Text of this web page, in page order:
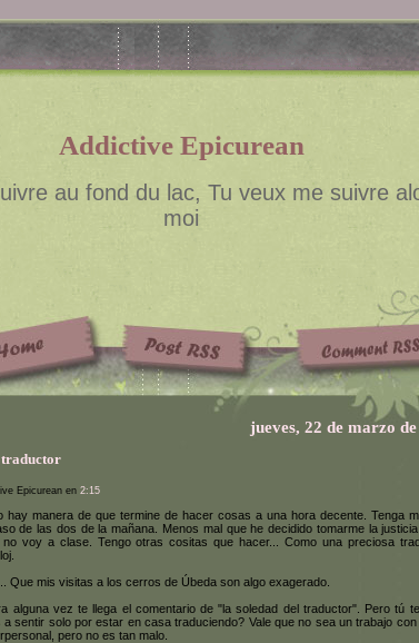
Addictive Epicurean
au fond du lac, Tu veux me suivre
moi
jueves, 22 de marzo
traductor
Epicurean en 2:15
hay manera de que termine de hacer cosas a una hora decente. Tenga
de las dos de la mañana. Menos mal que he decidido tomarme la
voy a clase. Tengo otras cositas que hacer... Como una preciosa
Que mis visitas a los cerros de Úbeda son algo exagerado.
alguna vez te llega el comentario de "la soledad del traductor". Pero tú
sentir solo por estar en casa traduciendo? Vale que no sea un trabajo con
pero no es tan malo.